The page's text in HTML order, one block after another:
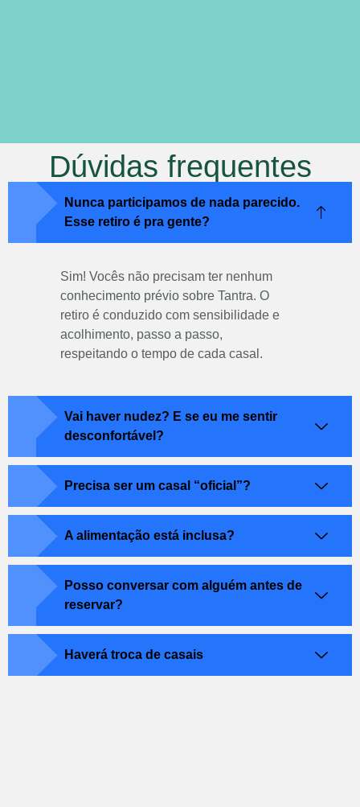
Dúvidas frequentes
Nunca participamos de nada parecido.
Esse retiro é pra gente?
Sim! Vocês não precisam ter nenhum
conhecimento prévio sobre Tantra. O
retiro é conduzido com sensibilidade e
acolhimento, passo a passo,
respeitando o tempo de cada casal.
Vai haver nudez? E se eu me sentir
desconfortável?
Precisa ser um casal “oficial”?
A alimentação está inclusa?
Posso conversar com alguém antes de
reservar?
Haverá troca de casais